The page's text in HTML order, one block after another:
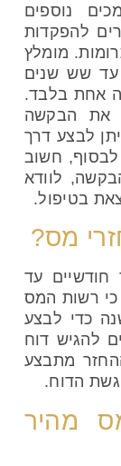
נוספים
להפקדות
מומלץ
עד שש שנים
אחת בלבד.
את הבקשה
לבצע דרך
חשוב
לוודא
בטיפול.
מס?
חודשיים עד
רשות המס
כדי לבצע
להגיש דוח
מתבצע
הדוח.
מהיר